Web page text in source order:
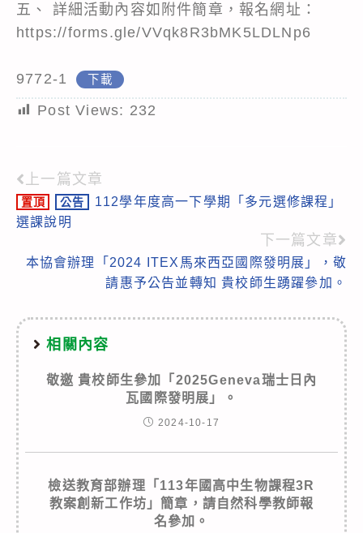
五、 詳細活動內容如附件簡章，報名網址：
https://forms.gle/VVqk8R3bMK5LDLNp6
9772-1 下載
Post Views: 232
Read
more
上一篇文章
置頂 公告
112學年度高一下學期「多元選修課程」
選課說明
下一篇文章
本協會辦理「2024 ITEX馬來西亞國際發明展」，敬
請惠予公告並轉知 貴校師生踴躍參加。
相關內容
敬邀 貴校師生參加「2025Geneva瑞士日內
瓦國際發明展」。
2024-10-17
檢送教育部辦理「113年國高中生物課程3R
教案創新工作坊」簡章，請自然科學教師報
名參加。